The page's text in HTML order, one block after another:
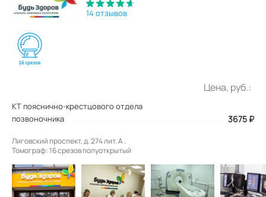
14 отзывов
Цена, руб.:
КТ пояснично-крестцового отдела
позвоночника
3675 ₽
Лиговский проспект, д. 274 лит. А .
Томограф: 16 срезов полуоткрытый